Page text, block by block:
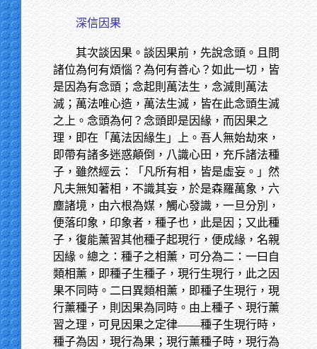
深信因果
其次談因果。談因果前，先說念頭。且問
諸位為何有煩惱？為何有善心？如此一切，皆
是因為有念頭；念起則萬法生，念滅則萬法
滅；萬法唯心造，萬法生滅，皆在此念頭生滅
之上。念頭為何？念頭即是因緣，而因果之
理，即在「萬法因緣生」上。吾人無始劫來，
即帶有諸多迷惑顛倒，八識心田，充斥諸法種
子，雖然經云：「凡所有相，皆是虛妄。」然
凡夫無知著相，不識其妄，於是森羅萬象，六
塵諸境，由六根為媒，觸心發識，一旦分別，
便落印象，印象者，種子也，此是因；又此種
子，復能薰習其他種子起現行，便成緣，名親
因緣。總之：種子之相薰，可分為二：一曰自
類相薰，即種子生種子，現行生現行，此之因
果不同時。二曰異類相薰，即種子生現行，現
行薰種子，則因果為同時。由上種子、現行薰
習之理，可見因果之定律——種子生現行時，
種子為因，現行為果；現行薰種子時，現行為